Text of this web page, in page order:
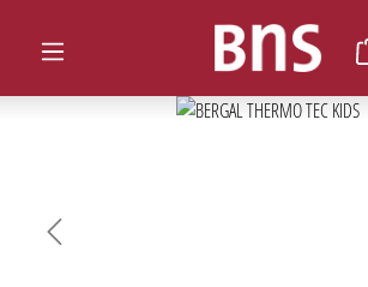
Bildergalerie überspringen